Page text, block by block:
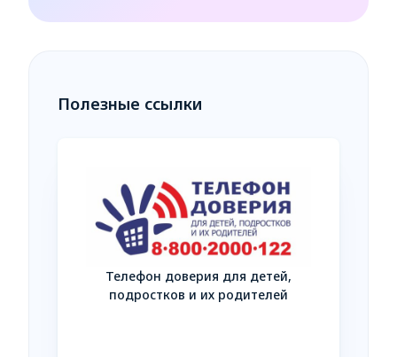
Полезные ссылки
Телефон доверия для детей,
подростков и их родителей